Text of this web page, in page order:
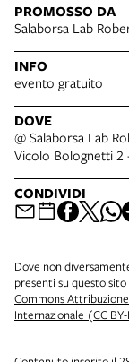
PROMOSSO DA
Salaborsa Lab
INFO
evento gratuito
DOVE
@ Salaborsa Lab
Vicolo Bolognetti 2
CONDIVIDI
Dove non
presenti su questo
Commons
Internazionale (CC